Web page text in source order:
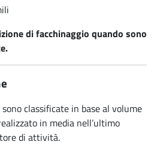
di facchinaggio quando sono
classificate in base al volume
in media nell’ultimo
di attività.